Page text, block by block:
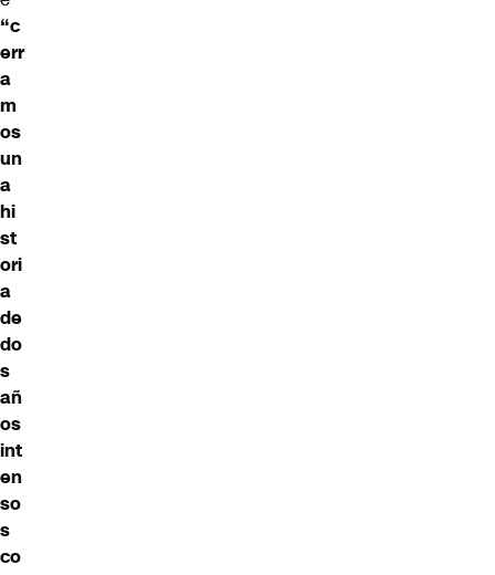
“c
err
a
m
os
un
a
hi
st
ori
a
de
do
s
añ
os
int
en
so
s
co